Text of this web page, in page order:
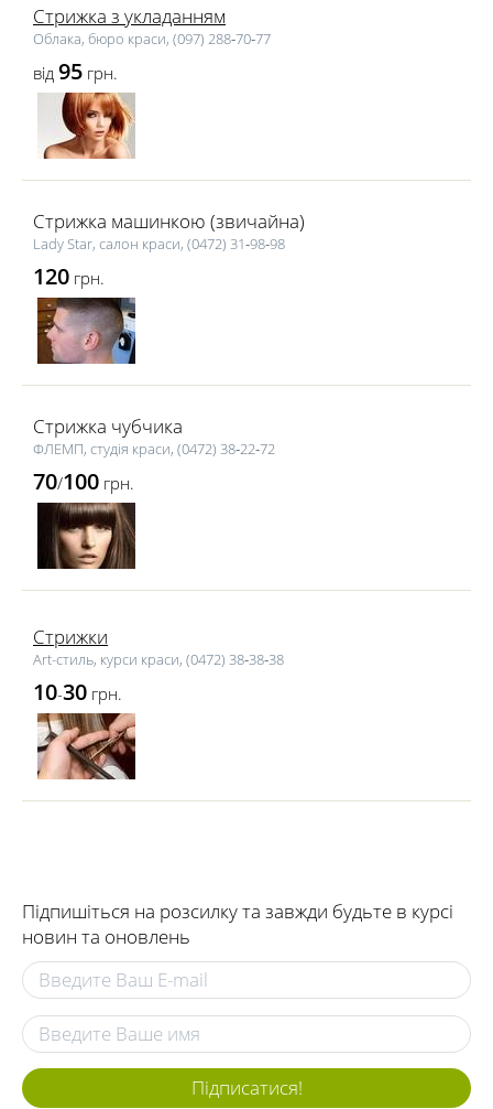
Стрижка з укладанням
Облака, бюро краси, (097) 288‑70‑77
від 95 грн.
Стрижка машинкою (звичайна)
Lady Star, салон краси, (0472) 31‑98‑98
120 грн.
Стрижка чубчика
ФЛЕМП, студія краси, (0472) 38‑22‑72
70/100 грн.
Стрижки
Art-стиль, курси краси, (0472) 38‑38‑38
10-30 грн.
Підпишіться на розсилку та завжди будьте в курсі
новин та оновлень
Підписатися!